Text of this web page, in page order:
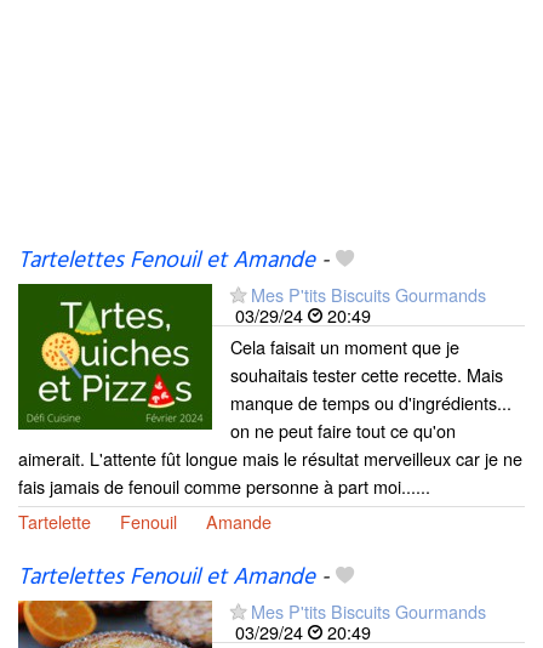
Tartelettes Fenouil et Amande-
Mes P'tits Biscuits Gourmands
03/29/24
20:49
Cela faisait un moment que je
souhaitais tester cette recette. Mais
manque de temps ou d'ingrédients...
on ne peut faire tout ce qu'on
aimerait. L'attente fût longue mais le résultat merveilleux car je ne
fais jamais de fenouil comme personne à part moi......
Tartelette
Fenouil Amande
Tartelettes Fenouil et Amande-
Mes P'tits Biscuits Gourmands
03/29/24
20:49